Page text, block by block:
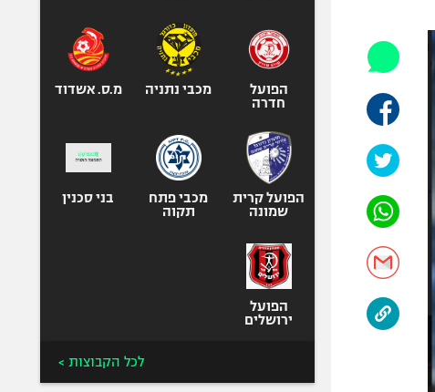
אופניים
ספורט מוטורי
כדורמים
בייסבול MLB
ספורט אתגרי
אומנויות לחימה
הפועל
חדרה
מכבי נתניה מ.ס. אשדוד
הפועל קרית
שמונה
מכבי פתח
תקוה
בני סכנין
הפועל
ירושלים
לכל הקבוצות >